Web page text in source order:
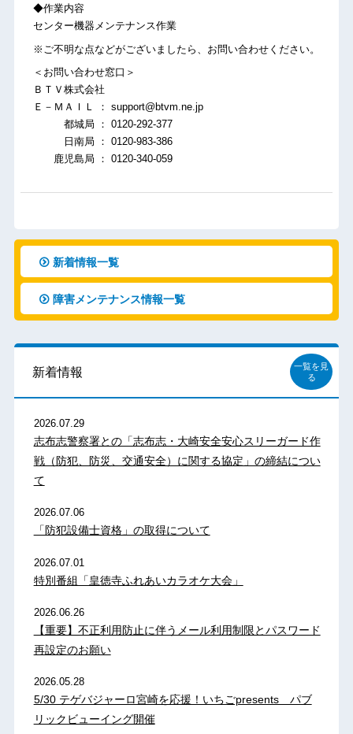
◆作業内容
センター機器メンテナンス作業
※ご不明な点などがございましたら、お問い合わせください。
＜お問い合わせ窓口＞
ＢＴＶ株式会社
Ｅ－ＭＡＩＬ ： support@btvm.ne.jp
都城局 ： 0120-292-377
日南局 ： 0120-983-386
鹿児島局 ： 0120-340-059
新着情報一覧
障害メンテナンス情報一覧
新着情報
一覧を見
る
2026.07.29
志布志警察署との「志布志・大崎安全安心スリーガード作
戦（防犯、防災、交通安全）に関する協定」の締結につい
て
2026.07.06
「防犯設備士資格」の取得について
2026.07.01
特別番組「皇徳寺ふれあいカラオケ大会」
2026.06.26
【重要】不正利用防止に伴うメール利用制限とパスワード
再設定のお願い
2026.05.28
5/30 テゲバジャーロ宮崎を応援！いちごpresents パブ
リックビューイング開催